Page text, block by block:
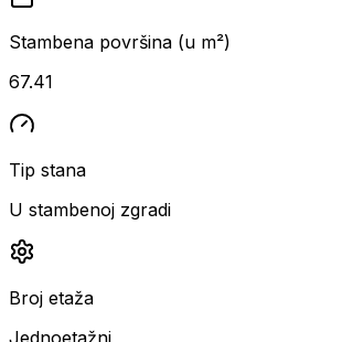
Stambena površina (u m²)
67.41
Tip stana
U stambenoj zgradi
Broj etaža
Jednoetažni